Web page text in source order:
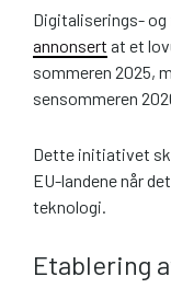
Digitaliserings- og
annonsert at et
sommeren 2025,
sensommeren
Dette initiativet
EU-landene når
teknologi.
Etablering